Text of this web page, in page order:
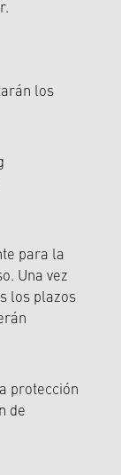
los
para la
Una vez
los plazos
protección
de